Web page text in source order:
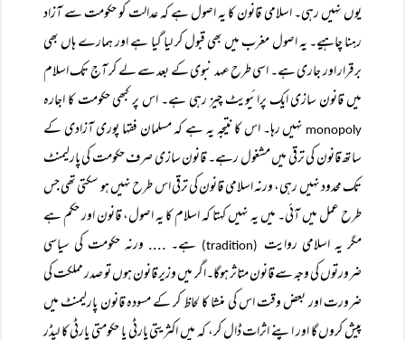
یوں نہیں رہی۔ اسلامی قانون کا یہ اصول ہے کہ عدالت کو حکومت سے آزاد
رہنا چاہیے۔ یہ اصول مغرب میں بھی قبول کر لیا گیا ہے اور ہمارے ہاں بھی
برقرار اور جاری ہے۔ اسی طرح عہد نبوی کے بعد سے لے کر آج تک اسلام
میں قانون سازی ایک پرائیویٹ چیز رہی ہے۔ اس پر کبھی حکومت کا اجارہ
monopoly نہیں رہا۔ اس کا نتیجہ یہ ہے کہ مسلمان فقہا پوری آزادی کے
ساتھ قانون کی ترقی میں مشغول رہے۔ قانون سازی صرف حکومت کی پارلیمنٹ
تک محدود نہیں رہی، ورنہ اسلامی قانون کی ترقی اس طرح نہیں ہو سکتی تھی جس
طرح عمل میں آئی۔ میں یہ نہیں کہتا کہ اسلام کا یہ اصول، قانون اور حکم ہے
مگر یہ اسلامی روایت (tradition)
ہے۔ .... ورنہ حکومت کی سیاسی
ضرورتوں کی وجہ سے قانون متاثر ہوگا۔اگر میں وزیر قانون ہوں تو صدر مملکت کی
ضرورت اور بعض وقت اس کی منشا کا لحاظ کر کے مسودہ قانون پارلیمنٹ میں
پیش کروں گا اور اپنے اثرات ڈال کر، کہ میں اکثریتی پارٹی یا حکومتی پارٹی کا لیڈر